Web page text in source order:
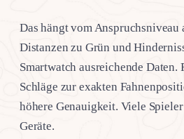
Das hängt vom Anspruchsniveau
Distanzen zu Grün und
Smartwatch ausreichende Daten.
Schläge zur exakten
höhere Genauigkeit. Viele
Geräte.